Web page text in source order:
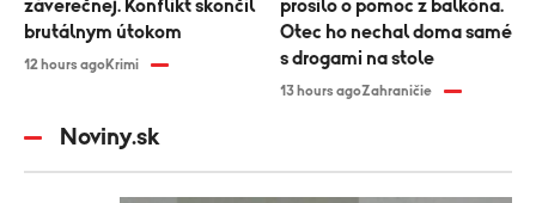
záverečnej. Konflikt skončil
brutálnym útokom
12 hours agoKrimi
prosilo o pomoc z balkóna.
Otec ho nechal doma samé
s drogami na stole
13 hours agoZahraničie
Noviny.sk